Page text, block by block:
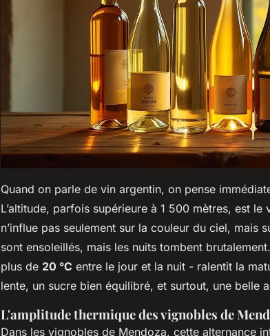
Quand on parle de vin argentin, on pense
L’altitude, parfois supérieure à 1 500 mètres, est
n’influe pas seulement sur la couleur du ciel, mais
sont ensoleillés, mais les nuits tombent
plus de 20 °C entre le jour et la nuit - ralentit la
lente, un sucre bien équilibré, et surtout, une belle
L'amplitude thermique des vignobles de
Dans les vignobles de Mendoza, cette alternance